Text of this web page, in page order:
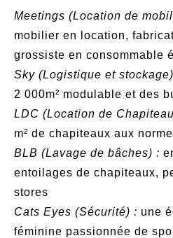
Meetings (Location de
mobilier en location,
grossiste en consommable
Sky (Logistique et
2 000m² modulable et des
LDC (Location de
m² de chapiteaux aux
BLB (Lavage de bâches) :
entoilages de chapiteaux,
stores
Cats Eyes (Sécurité) : une
féminine passionnée de